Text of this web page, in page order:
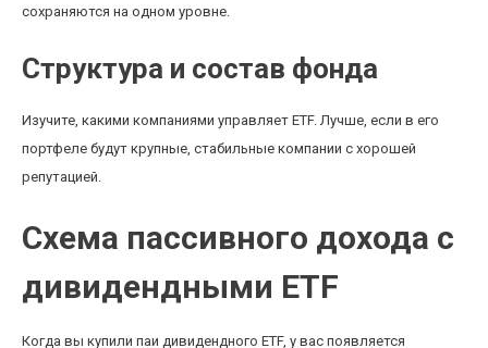
сохраняются на одном уровне.
Структура и состав фонда
Изучите, какими компаниями управляет ETF. Лучше, если в его
портфеле будут крупные, стабильные компании с хорошей
репутацией.
Схема пассивного дохода с
дивидендными ETF
Когда вы купили паи дивидендного ETF, у вас появляется